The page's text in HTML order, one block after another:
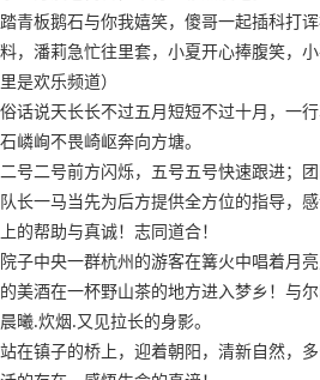
踏青板鹅石与你我嬉笑，傻哥一起插科打
料，潘莉急忙往里套，小夏开心捧腹笑，
里是欢乐频道）
俗话说天长长不过五月短短不过十月，一
石嶙峋不畏崎岖奔向方塘。
二号二号前方闪烁，五号五号快速跟进；
队长一马当先为后方提供全方位的指导，
上的帮助与真诚！志同道合！
院子中央一群杭州的游客在篝火中唱着月
的美酒在一杯野山茶的地方进入梦乡！与尔
晨曦.炊烟.又见拉长的身影。
站在镇子的桥上，迎着朝阳，清新自然，